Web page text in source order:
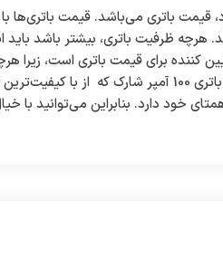
قیمت باتری می‌باشد. قیمت باتری‌ها
هرچه ظرفیت باتری، بیشتر باشد باید
کننده برای قیمت باتری است، زیرا
شده‌تری را انتخاب کنید کیفیت باتری نیز بالاتر می‌رود. باتری 100 آمپر
خود دارد. بنابراین می‌توانید با